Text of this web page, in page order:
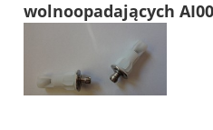
wolnoopadających